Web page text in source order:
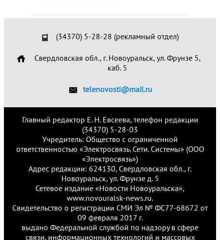
(34370) 5-28-28 (рекламный отдел)
Свердловская обл., г. Новоуральск, ул. Фрунзе 5,
каб. 5
telenovosti@mail.ru
Главный редактор Е. Н. Евсеева, телефон редакции
(34370) 5-28-03
Учредитель: Общество с ограниченной
ответственностью «Электросвязь. Сети. Системы» (ООО
«Электросвязь»)
Адрес редакции: 624130, Свердловская обл., г.
Новоуральск, ул. Фрунзе д. 5
Сетевое издание «Новости Новоуральска»,
www.novouralsk-news.ru.
Свидетельство о регистрации СМИ Эл № ФС77-68672 от
09 февраля 2017 г.
выдано Федеральной службой по надзору в сфере
связи, информационных технологий и массовых